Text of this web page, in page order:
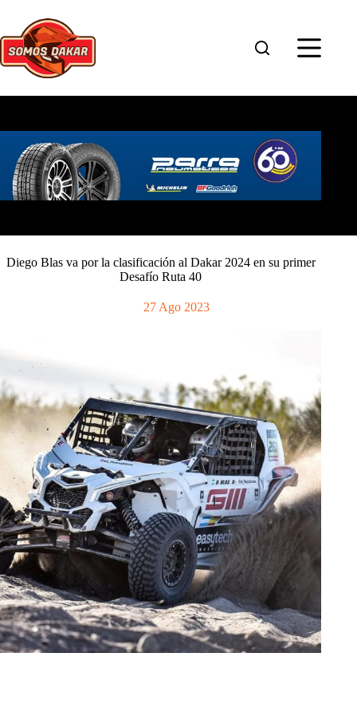
contenido
Diego Blas va por la clasificación al Dakar 2024 en su primer
Desafío Ruta 40
27 Ago 2023